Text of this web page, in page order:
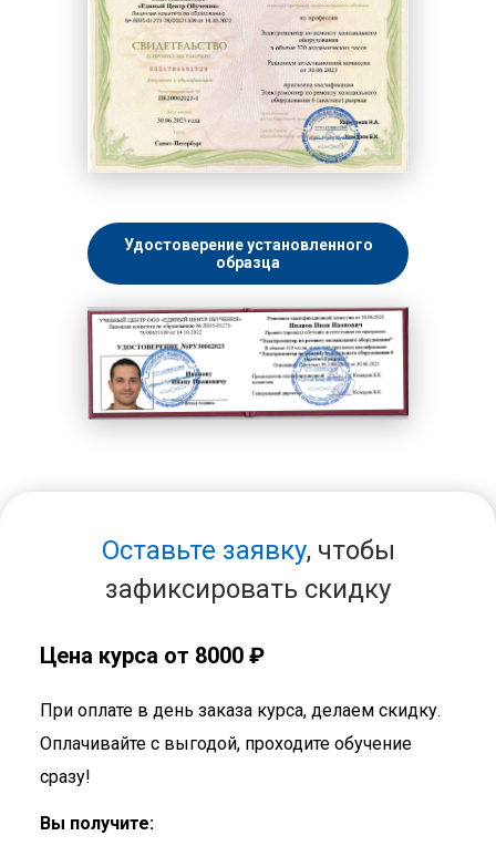
Удостоверение установленного
образца
Оставьте заявку, чтобы
зафиксировать скидку
Цена курса от 8000 ₽
При оплате в день заказа курса, делаем скидку.
Оплачивайте с выгодой, проходите обучение
сразу!
Вы получите: